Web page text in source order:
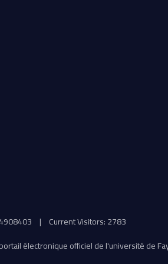
| Current Visitors: 2783
électronique officiel de l'université de